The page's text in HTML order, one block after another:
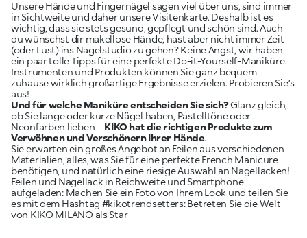
Unsere Hände und Fingernägel sagen viel über uns, sind immer
in Sichtweite und daher unsere Visitenkarte. Deshalb ist es
wichtig, dass sie stets gesund, gepflegt und schön sind.Auch
du wünschst dir makellose Hände, hast aber nicht immer Zeit
(oder Lust) ins Nagelstudio zu gehen? Keine Angst, wir haben
ein paar tolle Tipps für eine perfekte Do-it-Yourself-Maniküre.
Instrumenten und Produkten können Sie ganz bequem
zuhause wirklich großartige Ergebnisse erzielen. Probieren Sie‘s
aus!
Und für welche Maniküre entscheiden Sie sich?Glanz gleich,
ob Sie lange oder kurze Nägel haben, Pastelltöne oder
Neonfarben lieben –KIKO hat die richtigen Produkte zum
Verwöhnen und Verschönern Ihrer Hände.
Sie erwarten ein großes Angebot an Feilen aus verschiedenen
Materialien, alles, was Sie für eine perfekte French Manicure
benötigen, und natürlich eine riesige Auswahl an Nagellacken!
Feilen und Nagellack in Reichweite und Smartphone
aufgeladen: Machen Sie ein Foto von Ihrem Look und teilen Sie
es mit dem Hashtag #kikotrendsetters: Betreten Sie die Welt
von KIKO MILANO als Star